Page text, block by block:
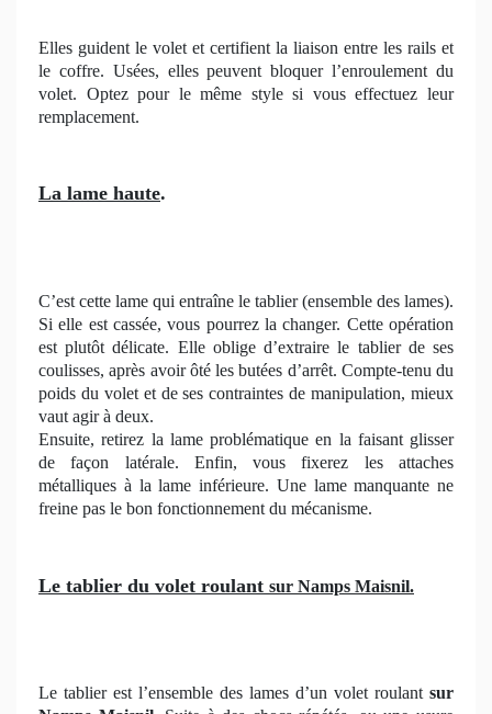
Elles guident le volet et certifient la liaison entre les rails et
le coffre. Usées, elles peuvent bloquer l’enroulement du
volet. Optez pour le même style si vous effectuez leur
remplacement.
La lame haute.
C’est cette lame qui entraîne le tablier (ensemble des lames).
Si elle est cassée, vous pourrez la changer. Cette opération
est plutôt délicate. Elle oblige d’extraire le tablier de ses
coulisses, après avoir ôté les butées d’arrêt. Compte-tenu du
poids du volet et de ses contraintes de manipulation, mieux
vaut agir à deux.
Ensuite, retirez la lame problématique en la faisant glisser
de façon latérale. Enfin, vous fixerez les attaches
métalliques à la lame inférieure. Une lame manquante ne
freine pas le bon fonctionnement du mécanisme.
Le tablier du volet roulant sur Namps Maisnil.
Le tablier est l’ensemble des lames d’un volet roulant sur